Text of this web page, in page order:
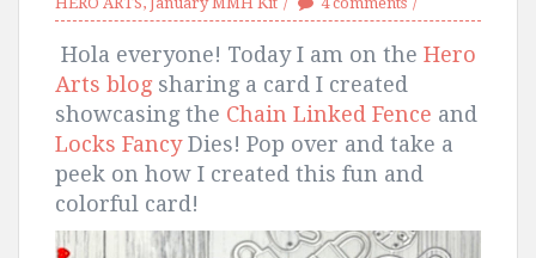
Hola everyone! Today I am on the Hero
Arts blogsharing a card I created
showcasing the Chain Linked Fence and
Locks FancyDies! Pop over and take a
peek on how I created this fun and
colorful card!